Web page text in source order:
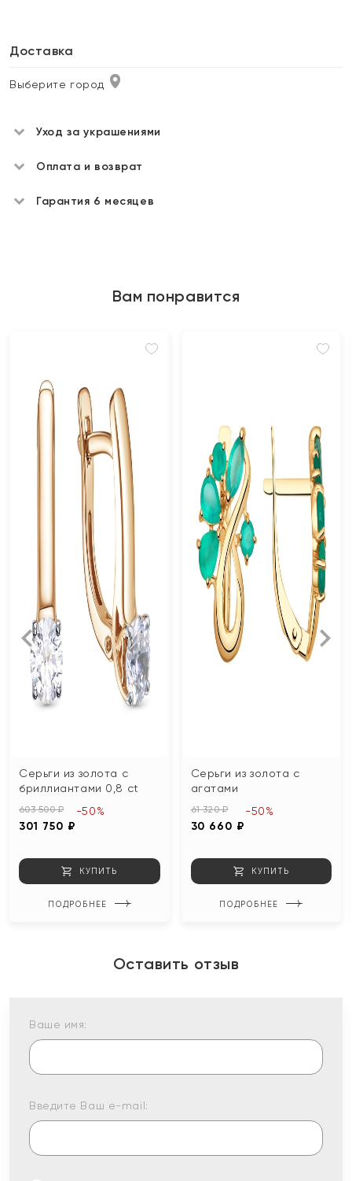
Доставка
Выберите город
Уход за украшениями
Оплата и возврат
Гарантия 6 месяцев
Вам понравится
Серьги из золота с
бриллиантами 0,8 ct
603 500 ₽
301 750 ₽
-50%
КУПИТЬ
ПОДРОБНЕЕ
Серьги из золота с
агатами
61 320 ₽
30 660 ₽
-50%
КУПИТЬ
ПОДРОБНЕЕ
Оставить отзыв
Ваше имя:
Введите Ваш e-mail: